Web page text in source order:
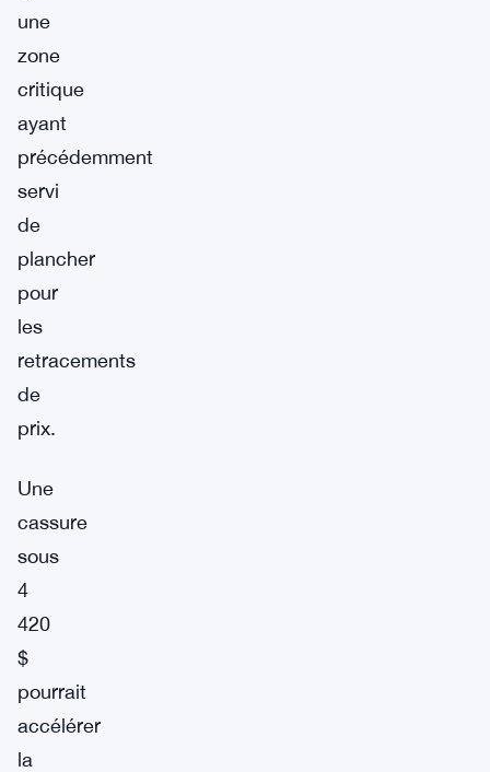
une
zone
critique
ayant
précédemment
servi
de
plancher
pour
les
retracements
de
prix.
Une
cassure
sous
4
420
$
pourrait
accélérer
la